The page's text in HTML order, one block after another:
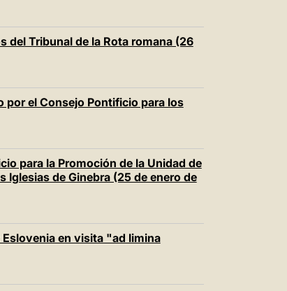
del Tribunal de la Rota romana (26
por el Consejo Pontificio para los
para la Promoción de la Unidad de
Iglesias de Ginebra (25 de enero de
en visita "ad limina